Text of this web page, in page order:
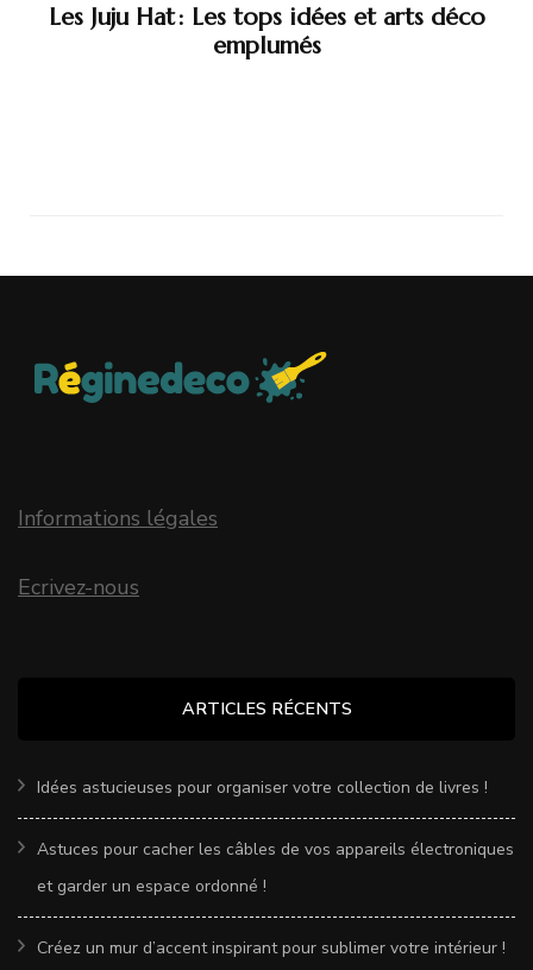
Les Juju Hat : Les tops idées et arts déco
emplumés
Informations légales
Ecrivez-nous
ARTICLES RÉCENTS
Idées astucieuses pour organiser votre collection de livres !
Astuces pour cacher les câbles de vos appareils électroniques
et garder un espace ordonné !
Créez un mur d’accent inspirant pour sublimer votre intérieur !